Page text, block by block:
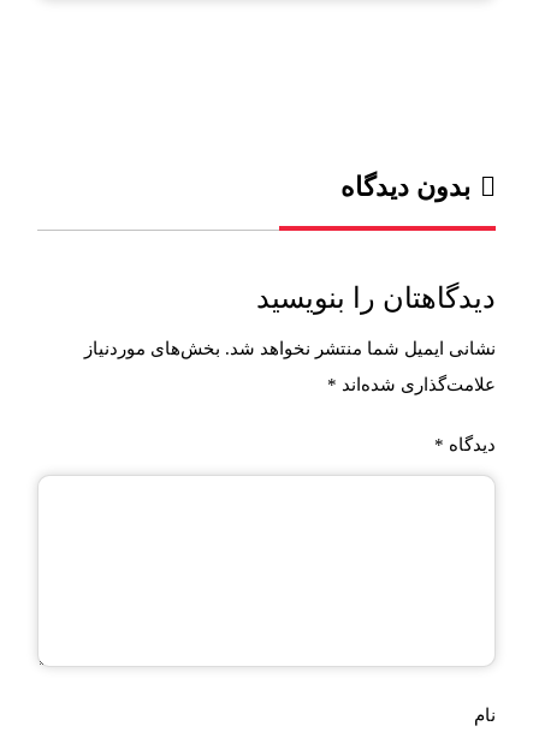
بدون دیدگاه
دیدگاهتان را بنویسید
نشانی ایمیل شما منتشر نخواهد شد. بخش‌های موردنیاز
علامت‌گذاری شده‌اند *
دیدگاه *
نام